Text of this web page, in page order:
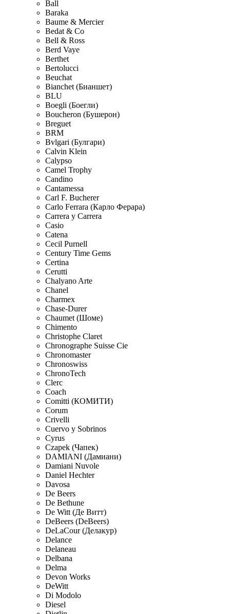
Ball
Baraka
Baume & Mercier
Bedat & Co
Bell & Ross
Berd Vaye
Berthet
Bertolucci
Beuchat
Bianchet (Бианшет)
BLU
Boegli (Боегли)
Boucheron (Бушерон)
Breguet
BRM
Bvlgari (Булгари)
Calvin Klein
Calypso
Camel Trophy
Candino
Cantamessa
Carl F. Bucherer
Carlo Ferrara (Карло Ферара)
Carrera y Carrera
Casio
Catena
Cecil Purnell
Century Time Gems
Certina
Cerutti
Chalyano Arte
Chanel
Charmex
Chase-Durer
Chaumet (Шоме)
Chimento
Christophe Claret
Chronographe Suisse Cie
Chronomaster
Chronoswiss
ChronoTech
Clerc
Coach
Comitti (КОМИТИ)
Corum
Crivelli
Cuervo y Sobrinos
Cyrus
Czapek (Чапек)
DAMIANI (Дамиани)
Damiani Nuvole
Daniel Hechter
Davosa
De Beers
De Bethune
De Witt (Де Витт)
DeBeers (DeBeers)
DeLaCour (Делакур)
Delance
Delaneau
Delbana
Delma
Devon Works
DeWitt
Di Modolo
Diesel